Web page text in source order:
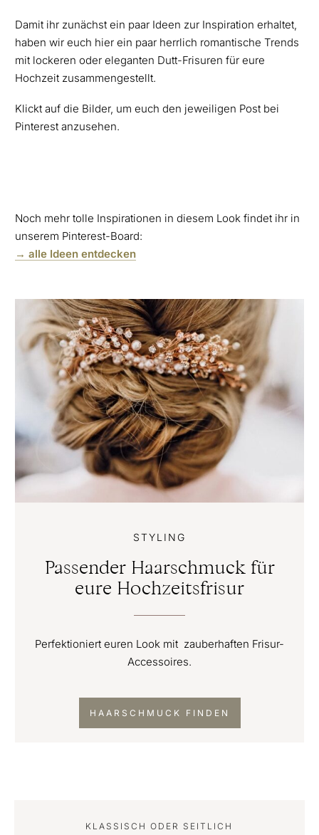
Damit ihr zunächst ein paar Ideen zur Inspiration erhaltet,
haben wir euch hier ein paar herrlich romantische Trends
mit lockeren oder eleganten Dutt-Frisuren für eure
Hochzeit zusammengestellt.
Klickt auf die Bilder, um euch den jeweiligen Post bei
Pinterest anzusehen.
Noch mehr tolle Inspirationen in diesem Look findet ihr in
unserem Pinterest-Board:
→ alle Ideen entdecken
STYLING
Passender Haarschmuck für
eure Hochzeitsfrisur
Perfektioniert euren Look mit zauberhaften Frisur-
Accessoires.
HAARSCHMUCK FINDEN
KLASSISCH ODER SEITLICH